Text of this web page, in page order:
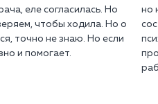
еле согласилась. Но
чтобы ходила. Но о
точно не знаю. Но если
и помогает.
но